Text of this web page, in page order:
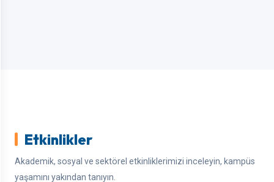
Etkinlikler
Akademik, sosyal ve sektörel etkinliklerimizi inceleyin, kampüs
yaşamını yakından tanıyın.